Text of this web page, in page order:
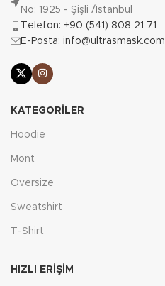
No: 1925 - Şişli /İstanbul
Telefon: +90 (541) 808 21 71
E-Posta: info@ultrasmask.com
KATEGORILER
Hoodie
Mont
Oversize
Sweatshirt
T-Shirt
HIZLI ERIŞIM